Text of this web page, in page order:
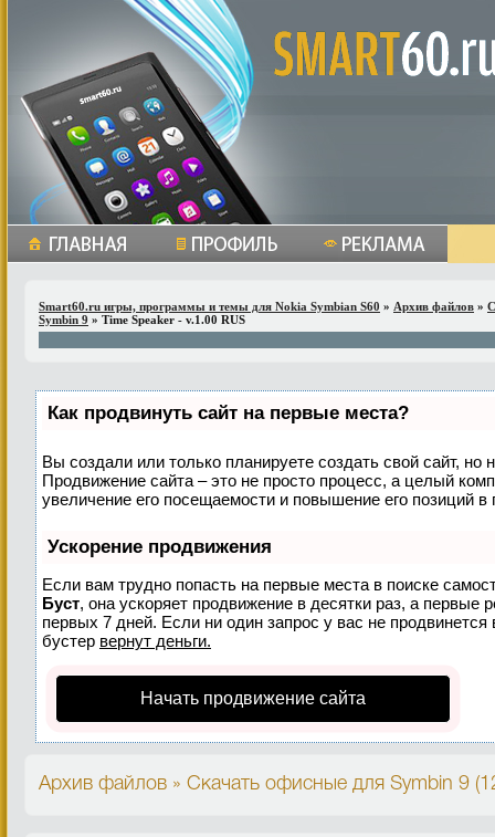
Smart60.ru игры, программы и темы для Nokia Symbian S60 » Архив файлов »
Symbin 9 » Time Speaker - v.1.00 RUS
Как продвинуть сайт на первые места?
Вы создали или только планируете создать свой сайт, но
Продвижение сайта – это не просто процесс, а целый
увеличение его посещаемости и повышение его позиций в
Ускорение продвижения
Если вам трудно попасть на первые места в поиске
Буст, она ускоряет продвижение в десятки раз, а первые
первых 7 дней. Если ни один запрос у вас не
бустер вернут деньги.
Начать продвижение сайта
Архив файлов » Скачать офисные для Symbin 9